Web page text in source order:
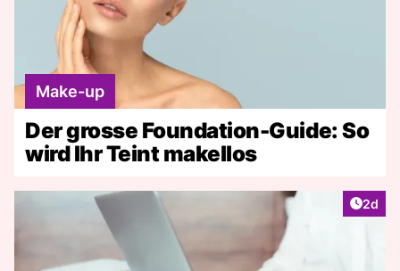
Make-up
Der grosse Foundation-Guide: So
wird Ihr Teint makellos
2d